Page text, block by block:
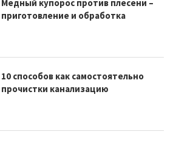
Медный купорос против плесени –
приготовление и обработка
10 способов как самостоятельно
прочистки канализацию